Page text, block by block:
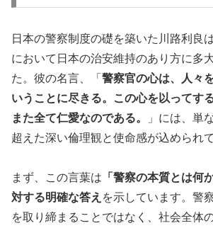
日本の警察制度の礎を築いた川路利良
において日本の治安維持のあり方に多
た。彼の名言、「 警察官の心は、人々
いうことに尽きる。この心を以ってす
また全て仁愛なのである。
」には、単
超えた深い倫理観と使命感が込められ
まず、この言葉は 「警察の本質とは何
対する明確な答え を示しています。警
を取り締まることではなく、社会全体